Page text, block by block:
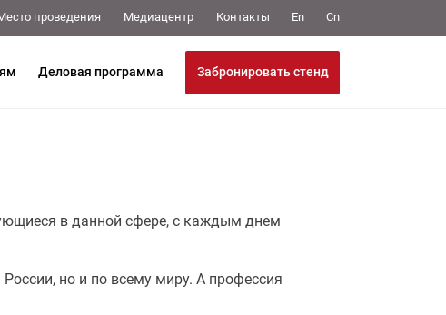
проведения Медиацентр Контакты En Cn
Деловая программа Забронировать стенд
в данной сфере, с каждым днем
но и по всему миру. А профессия